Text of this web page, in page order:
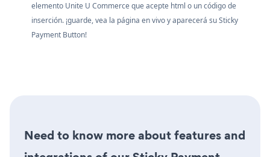
elemento Unite U Commerce que acepte html o un código de
inserción. ¡guarde, vea la página en vivo y aparecerá su Sticky
Payment Button!
Need to know more about features and